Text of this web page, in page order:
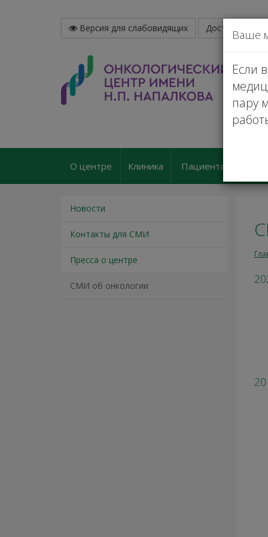
Версия для слабовидящих Доступная
О центре Клиника Пациентам
Новости
Контакты для СМИ
Пресса о центре
СМИ об онкологии
Ваше
Если
пару